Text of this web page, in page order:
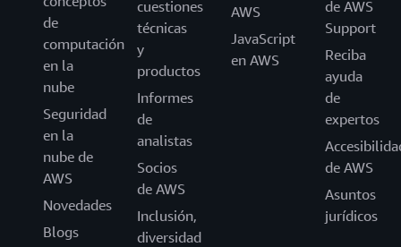
de
computación
en la
nube
Seguridad
en la
nube de
AWS
Novedades
Blogs
cuestiones
técnicas
y
productos
Informes
de
analistas
Socios
de AWS
Inclusión,
diversidad
AWS
JavaScript
en AWS
de AWS
Support
Reciba
ayuda
de
expertos
de AWS
Asuntos
jurídicos